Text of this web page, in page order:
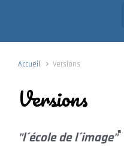
Accueil Versions
Versions
"l´école de l´image"®